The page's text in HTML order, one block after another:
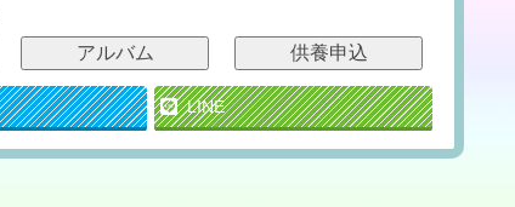
アルバム 供養申込
LINE